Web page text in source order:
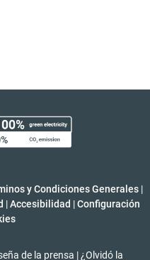
y Condiciones Generales |
| Accesibilidad | Configuración
de la prensa | ¿Olvidó la